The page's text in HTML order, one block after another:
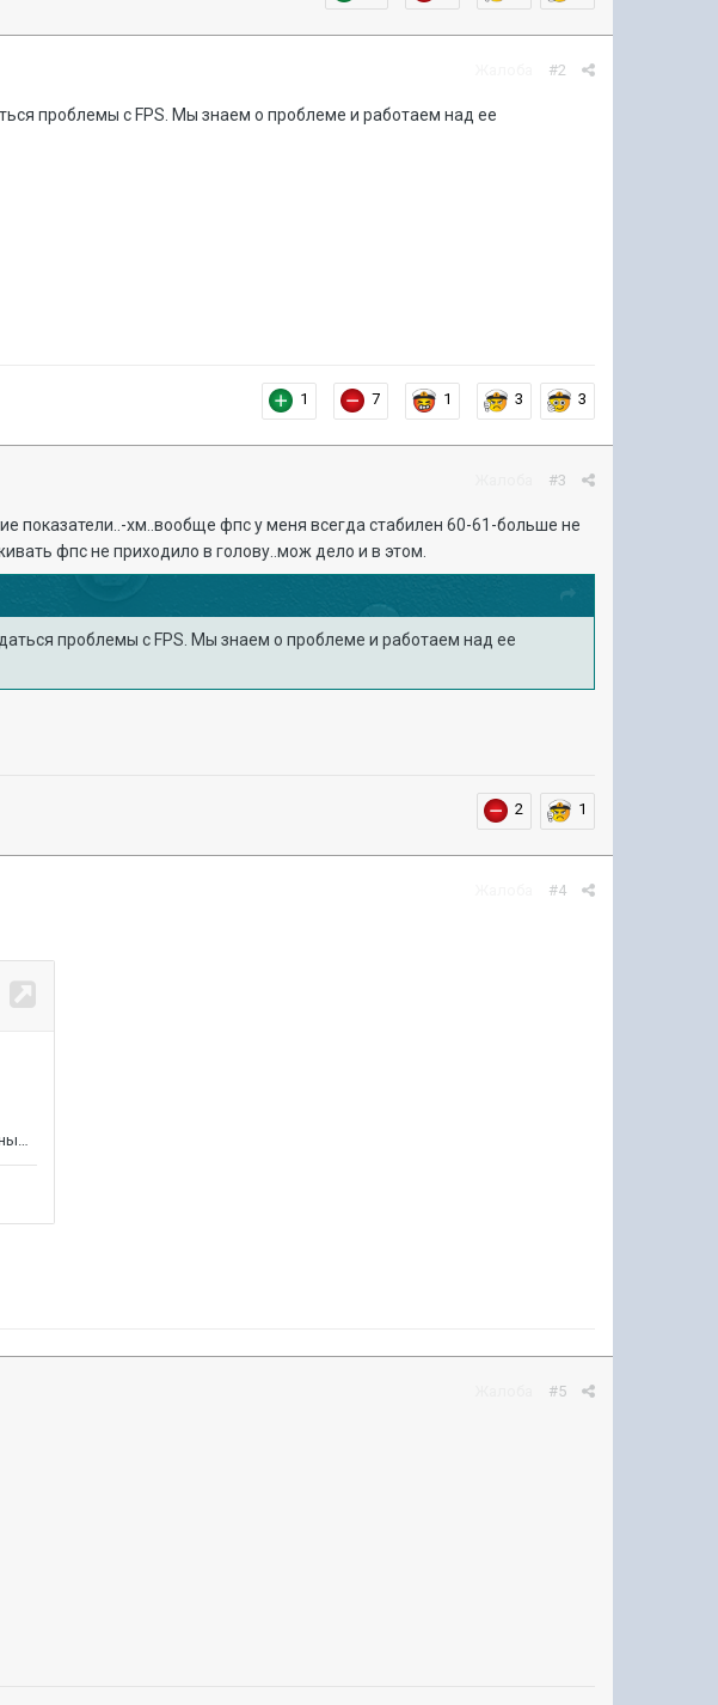
#2
проблемы с FPS. Мы знаем о проблеме и работаем над ее
1 7 1 3 3
#3
показатели..-хм..вообще фпс у меня всегда стабилен 60-61-больше не
фпс не приходило в голову..мож дело и в этом.
проблемы с FPS. Мы знаем о проблеме и работаем над ее
2 1
#4
#5